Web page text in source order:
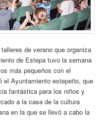
de verano que organiza
de Estepa tuvo la semana
más pequeños con el
el Ayuntamiento estepeño, que
fantástica para los niños y
a la casa de la cultura
en la que se llevó a cabo la